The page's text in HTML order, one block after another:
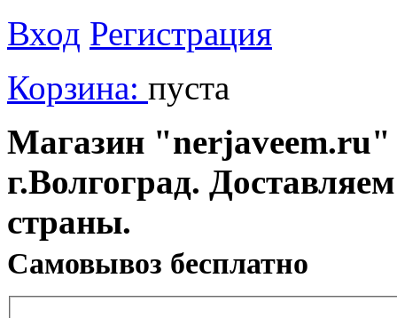
Вход Регистрация
Корзина: пуста
Магазин "nerjaveem.ru"
г.Волгоград.
страны.
Cамовывоз бесплатно